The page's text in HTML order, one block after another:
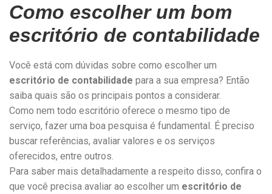
Como escolher um bom
escritório de contabilidade
Você está com dúvidas sobre como escolher um
escritório de contabilidade para a sua empresa? Então
saiba quais são os principais pontos a considerar.
Como nem todo escritório oferece o mesmo tipo de
serviço, fazer uma boa pesquisa é fundamental. É preciso
buscar referências, avaliar valores e os serviços
oferecidos, entre outros.
Para saber mais detalhadamente a respeito disso, confira o
que você precisa avaliar ao escolher um escritório de